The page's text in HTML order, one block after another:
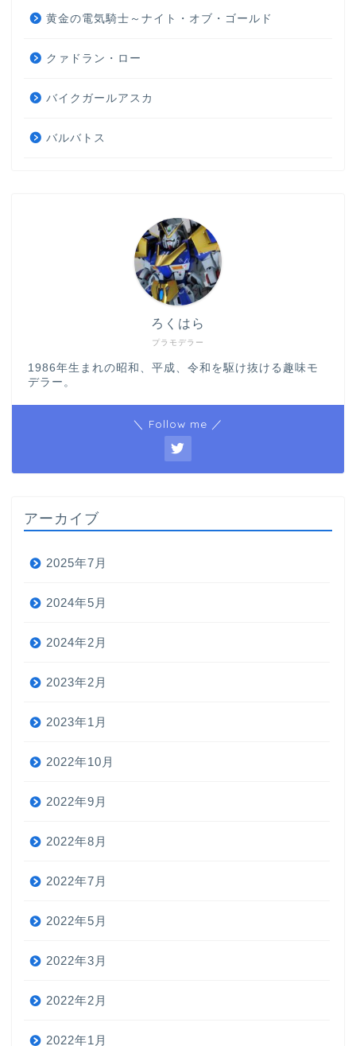
黄金の電気騎士～ナイト・オブ・ゴールド
クァドラン・ロー
バイクガールアスカ
バルバトス
プラモデラー
ろくはら
1986年生まれの昭和、平成、令和を駆け抜ける趣味モ
デラー。
＼ Follow me ／
アーカイブ
2025年7月
2024年5月
2024年2月
2023年2月
2023年1月
2022年10月
2022年9月
2022年8月
2022年7月
2022年5月
2022年3月
2022年2月
2022年1月